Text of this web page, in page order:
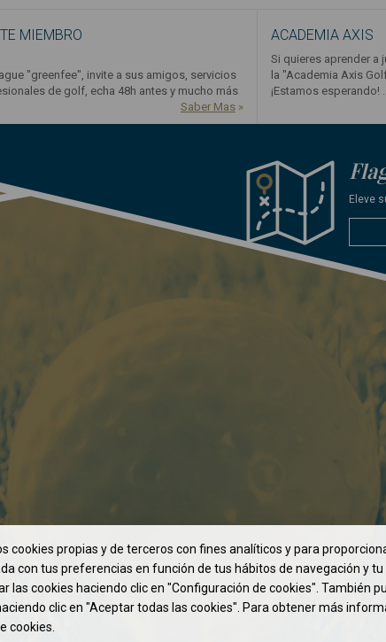
MIEMBRO
"greenfee", invite a sus amigos, servicios
de golf, echa 48h antes y mucho más
Saber Mas »
ACADEMIA AXIS
Si quieres aprender a
la "Academia Axis
¡Estamos esperando!
Eleve
cookies propias y de terceros con fines analíticos y para
con tus preferencias en función de tus hábitos de navegación y
las cookies haciendo clic en "Configuración de cookies". También
clic en "Aceptar todas las cookies". Para obtener más
cookies.